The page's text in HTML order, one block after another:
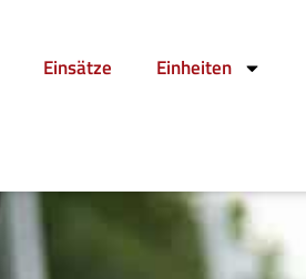
Einsätze Einheiten